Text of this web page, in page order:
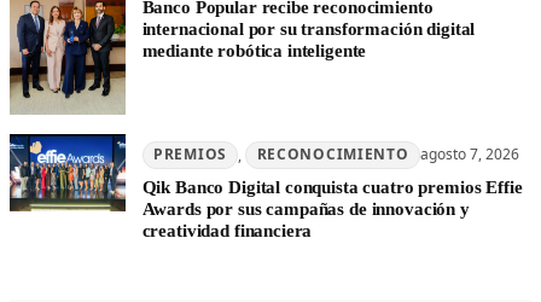
Banco Popular recibe reconocimiento
internacional por su transformación digital
mediante robótica inteligente
PREMIOS , RECONOCIMIENTO agosto 7, 2026
Qik Banco Digital conquista cuatro premios Effie
Awards por sus campañas de innovación y
creatividad financiera